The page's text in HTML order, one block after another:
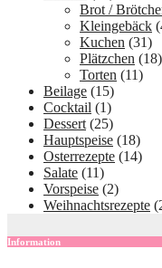
Brot /
Kleingebäck
Kuchen (31)
Plätzchen (18)
Torten (11)
Beilage (15)
Cocktail (1)
Dessert (25)
Hauptspeise (18)
Osterrezepte (14)
Salate (11)
Vorspeise (2)
Weihnachtsrezepte
Information